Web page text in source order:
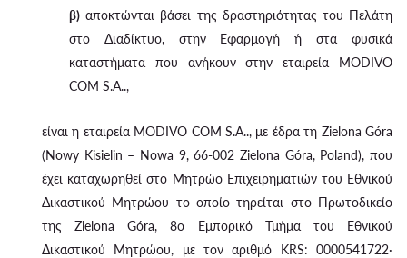
β) αποκτώνται βάσει της δραστηριότητας του Πελάτη
στο Διαδίκτυο, στην Εφαρμογή ή στα φυσικά
καταστήματα που ανήκουν στην εταιρεία MODIVO
COM S.A..,
είναι η εταιρεία MODIVO COM S.A.., με έδρα τη Zielona Góra
(Nowy Kisielin – Nowa 9, 66-002 Zielona Góra, Poland), που
έχει καταχωρηθεί στο Μητρώο Επιχειρηματιών του Εθνικού
Δικαστικού Μητρώου το οποίο τηρείται στο Πρωτοδικείο
της Zielona Góra, 8ο Εμπορικό Τμήμα του Εθνικού
Δικαστικού Μητρώου, με τον αριθμό KRS: 0000541722·